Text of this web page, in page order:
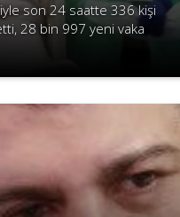
son 24 saatte 336 kişi
28 bin 997 yeni vaka